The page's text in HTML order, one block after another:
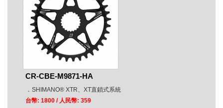
CR-CBE-M9871-HA
． SHIMANO® XTR、XT直鎖式系統
台幣: 1800 / 人民幣: 359